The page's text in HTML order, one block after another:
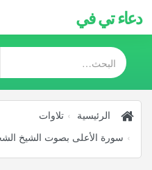
دعاء تي في
الرئيسية
تلاوات
سورة الأعلى بصوت الشيخ